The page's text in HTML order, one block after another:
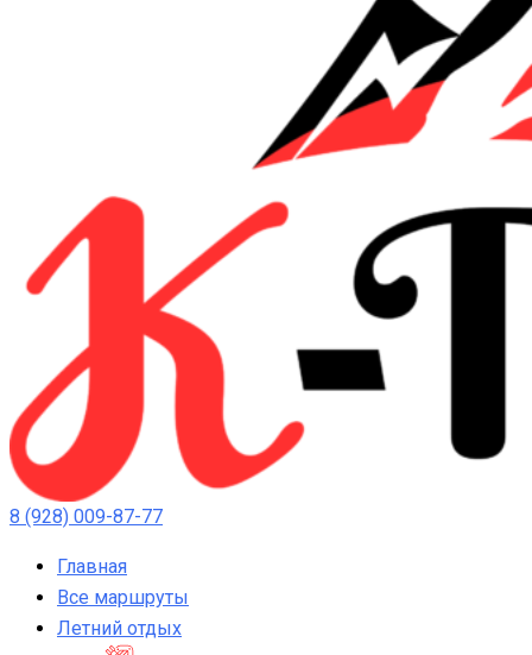
8 (928) 009-87-77
Главная
Все маршруты
Летний отдых